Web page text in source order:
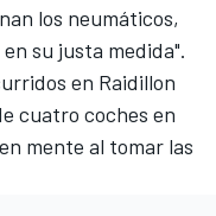
los neumáticos,
su justa medida".
en Raidillon
cuatro coches en
mente al tomar las